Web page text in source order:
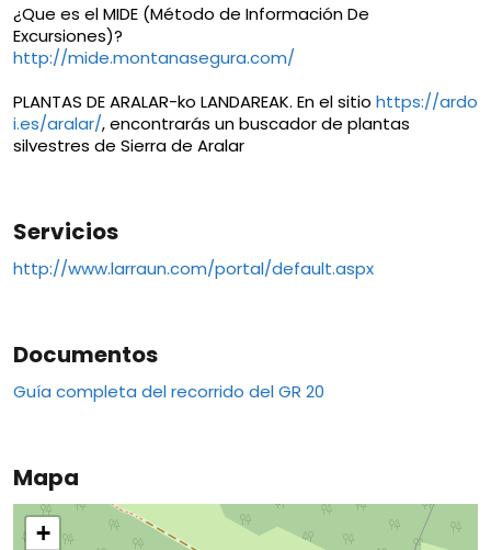
¿Que es el MIDE (Método de Información De
Excursiones)?
http://mide.montanasegura.com/
PLANTAS DE ARALAR-ko LANDAREAK. En el sitio https://ardo
i.es/aralar/, encontrarás un buscador de plantas
silvestres de Sierra de Aralar
Servicios
http://www.larraun.com/portal/default.aspx
Documentos
Guía completa del recorrido del GR 20
Mapa
+